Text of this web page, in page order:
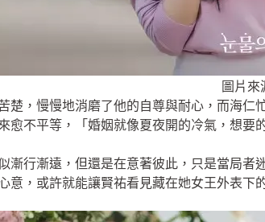
圖片來
楚，慢慢地消磨了他的自尊與耐心，而海
愈不平等，「婚姻就像夏夜開的冷氣，想要
漸行漸遠，但還是在意著彼此，只是當局
意，或許就能讓賢祐看見藏在她女王外表下